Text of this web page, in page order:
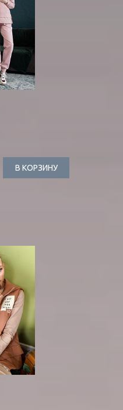
В КОРЗИНУ